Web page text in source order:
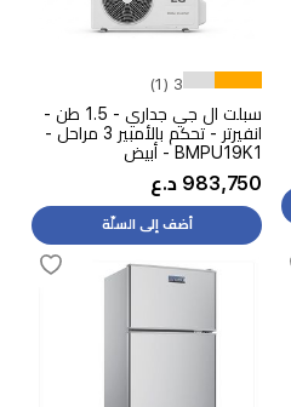
3 (1)
سبلت ال جي جداري - 1.5 طن -
انفيرتر - تحكم بالأمبير 3 مراحل -
BMPU19K1 - أبيض
983,750 د.ع
أضف إلى السلّة